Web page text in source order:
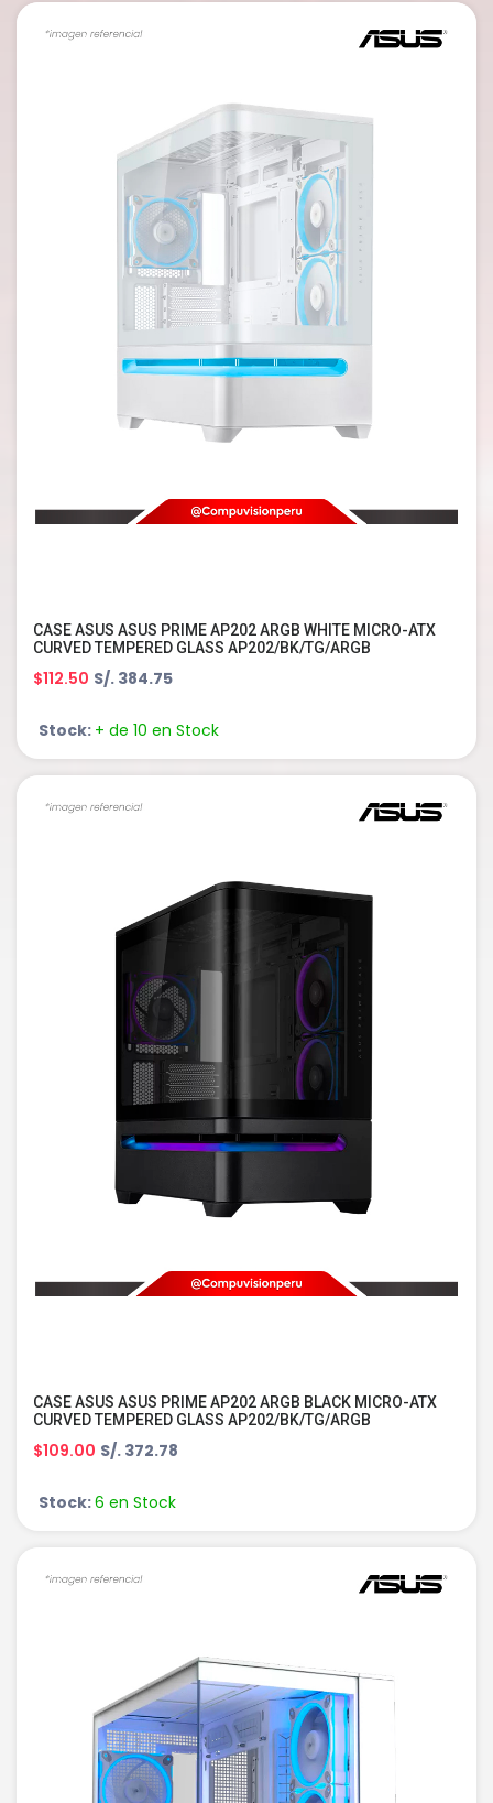
CASE ASUS ASUS PRIME AP202 ARGB WHITE MICRO-ATX
CURVED TEMPERED GLASS AP202/BK/TG/ARGB
$112.50 S/. 384.75
Stock: + de 10 en Stock
CASE ASUS ASUS PRIME AP202 ARGB BLACK MICRO-ATX
CURVED TEMPERED GLASS AP202/BK/TG/ARGB
$109.00 S/. 372.78
Stock:6 en Stock